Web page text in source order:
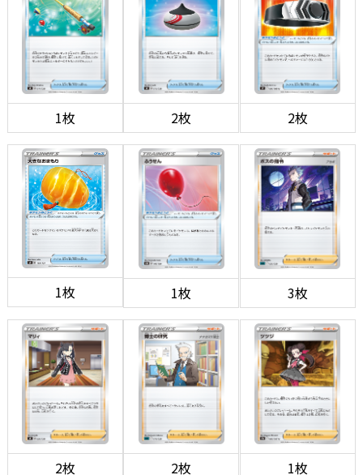
1枚 2枚 2枚
1枚 1枚 3枚
2枚 2枚 1枚